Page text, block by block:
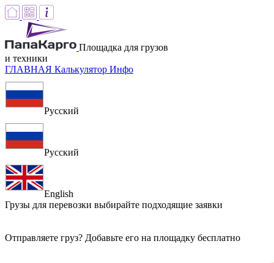
Площадка для грузов
и техники
ГЛАВНАЯ Калькулятор Инфо
Русский
Русский
English
Грузы для перевозки выбирайте подходящие заявки
Отправляете груз? Добавьте его на площадку бесплатно